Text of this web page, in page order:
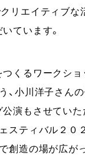
リエイティブな
ています。
くるワークショ
、小川洋子さん
演もさせていた
スティバル２０
創造の場が広が